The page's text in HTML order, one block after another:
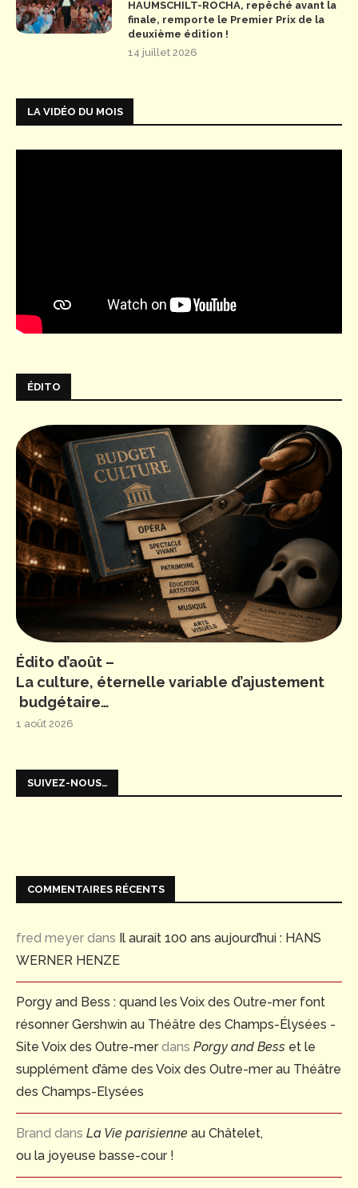
HAUMSCHILT-ROCHA, repêché avant la
finale, remporte le Premier Prix de la
deuxième édition !
14 juillet 2026
LA VIDÉO DU MOIS
ÉDITO
Édito d’août –
La culture, éternelle variable d’ajustement
budgétaire…
1 août 2026
SUIVEZ-NOUS…
COMMENTAIRES RÉCENTS
fred meyer dans Il aurait 100 ans aujourd’hui : HANS
WERNER HENZE
Porgy and Bess : quand les Voix des Outre-mer font
résonner Gershwin au Théâtre des Champs-Élysées -
Site Voix des Outre-merdans Porgy and Bess et le
supplément d’âme des Voix des Outre-mer au Théâtre
des Champs-Elysées
Brand dans La Vie parisienne au Châtelet,
ou la joyeuse basse-cour !